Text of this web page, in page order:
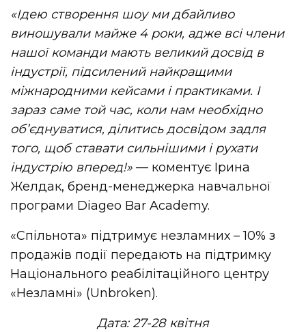
«Ідею створення шоу ми дбайливо
виношували майже 4 роки, адже всі члени
нашої команди мають великий досвід в
індустрії, підсилений найкращими
міжнародними кейсами і практиками. І
зараз саме той час, коли нам необхідно
обʼєднуватися, ділитись досвідом задля
того, щоб ставати сильнішими і рухати
індустрію вперед!» — коментує Ірина
Желдак, бренд-менеджерка навчальної
програми Diageo Bar Academy.
«Спільнота» підтримує незламних – 10% з
продажів події передають на підтримку
Національного реабілітаційного центру
«Незламні» (Unbroken).
Дата: 27-28 квітня